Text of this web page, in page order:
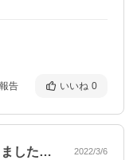
告 いいね 0
テレビで話題になったので購入しました。… 2022/3/6